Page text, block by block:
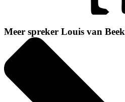
Meer spreker Louis van Beek